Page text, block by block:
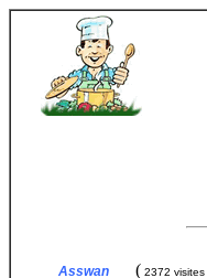
Asswan ( 2372 visites